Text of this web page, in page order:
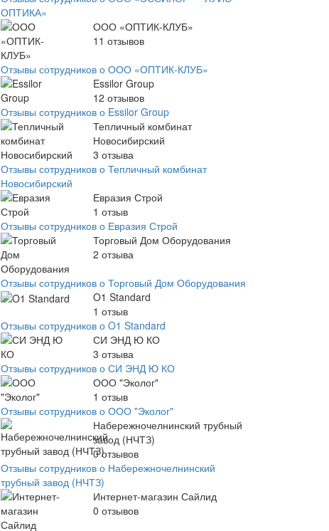
ОПТИКА»
ООО «ОПТИК-КЛУБ»
11 отзывов
Отзывы сотрудников о ООО «ОПТИК-КЛУБ»
Essilor Group
12 отзывов
Отзывы сотрудников о Essilor Group
Тепличный комбинат
Новосибирский
3 отзыва
Отзывы сотрудников о Тепличный комбинат
Новосибирский
Евразия Строй
1 отзыв
Отзывы сотрудников о Евразия Строй
Торговый Дом Оборудования
2 отзыва
Отзывы сотрудников о Торговый Дом Оборудования
O1 Standard
1 отзыв
Отзывы сотрудников о O1 Standard
СИ ЭНД Ю КО
3 отзыва
Отзывы сотрудников о СИ ЭНД Ю КО
ООО "Эколог"
1 отзыв
Отзывы сотрудников о ООО "Эколог"
Набережночелнинский трубный
завод (НЧТЗ)
0отзывов
Отзывы сотрудников о Набережночелнинский
трубный завод (НЧТЗ)
Интернет-магазин Сайлид
0 отзывов